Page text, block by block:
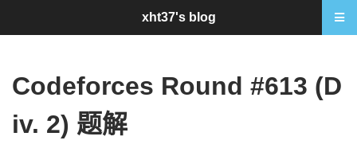
Codeforces Round #613 (D
iv. 2) 题解
xht37's blog